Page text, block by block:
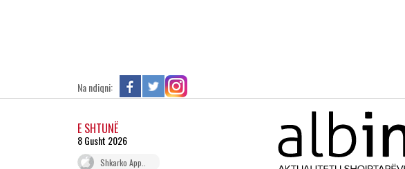
Na ndiqni:
E SHTUNË
8 Gusht 2026
Shkarko App..